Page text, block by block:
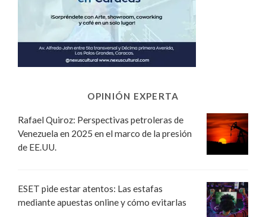
OPINIÓN EXPERTA
Rafael Quiroz: Perspectivas petroleras de
Venezuela en 2025 en el marco de la presión
de EE.UU.
ESET pide estar atentos: Las estafas
mediante apuestas online y cómo evitarlas